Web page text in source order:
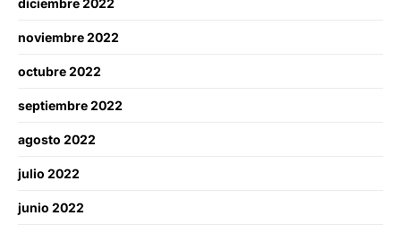
diciembre 2022
noviembre 2022
octubre 2022
septiembre 2022
agosto 2022
julio 2022
junio 2022